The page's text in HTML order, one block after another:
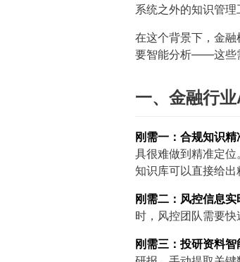
系统之外的知识管理
在这个背景下，金
要智能分析——这些
一、金融行
刚需一：合规知识精
具很难做到精准定
知识库可以直接给出
刚需二：风控信息实
时，风控团队需要
刚需三：投研资料智